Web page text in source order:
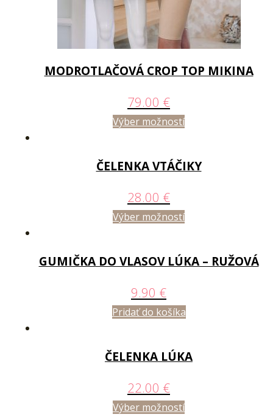
MODROTLAČOVÁ CROP TOP MIKINA
79.00 €
Výber možností
ČELENKA VTÁČIKY
28.00 €
Výber možností
GUMIČKA DO VLASOV LÚKA – RUŽOVÁ
9.90 €
Pridať do košíka
ČELENKA LÚKA
22.00 €
Výber možností